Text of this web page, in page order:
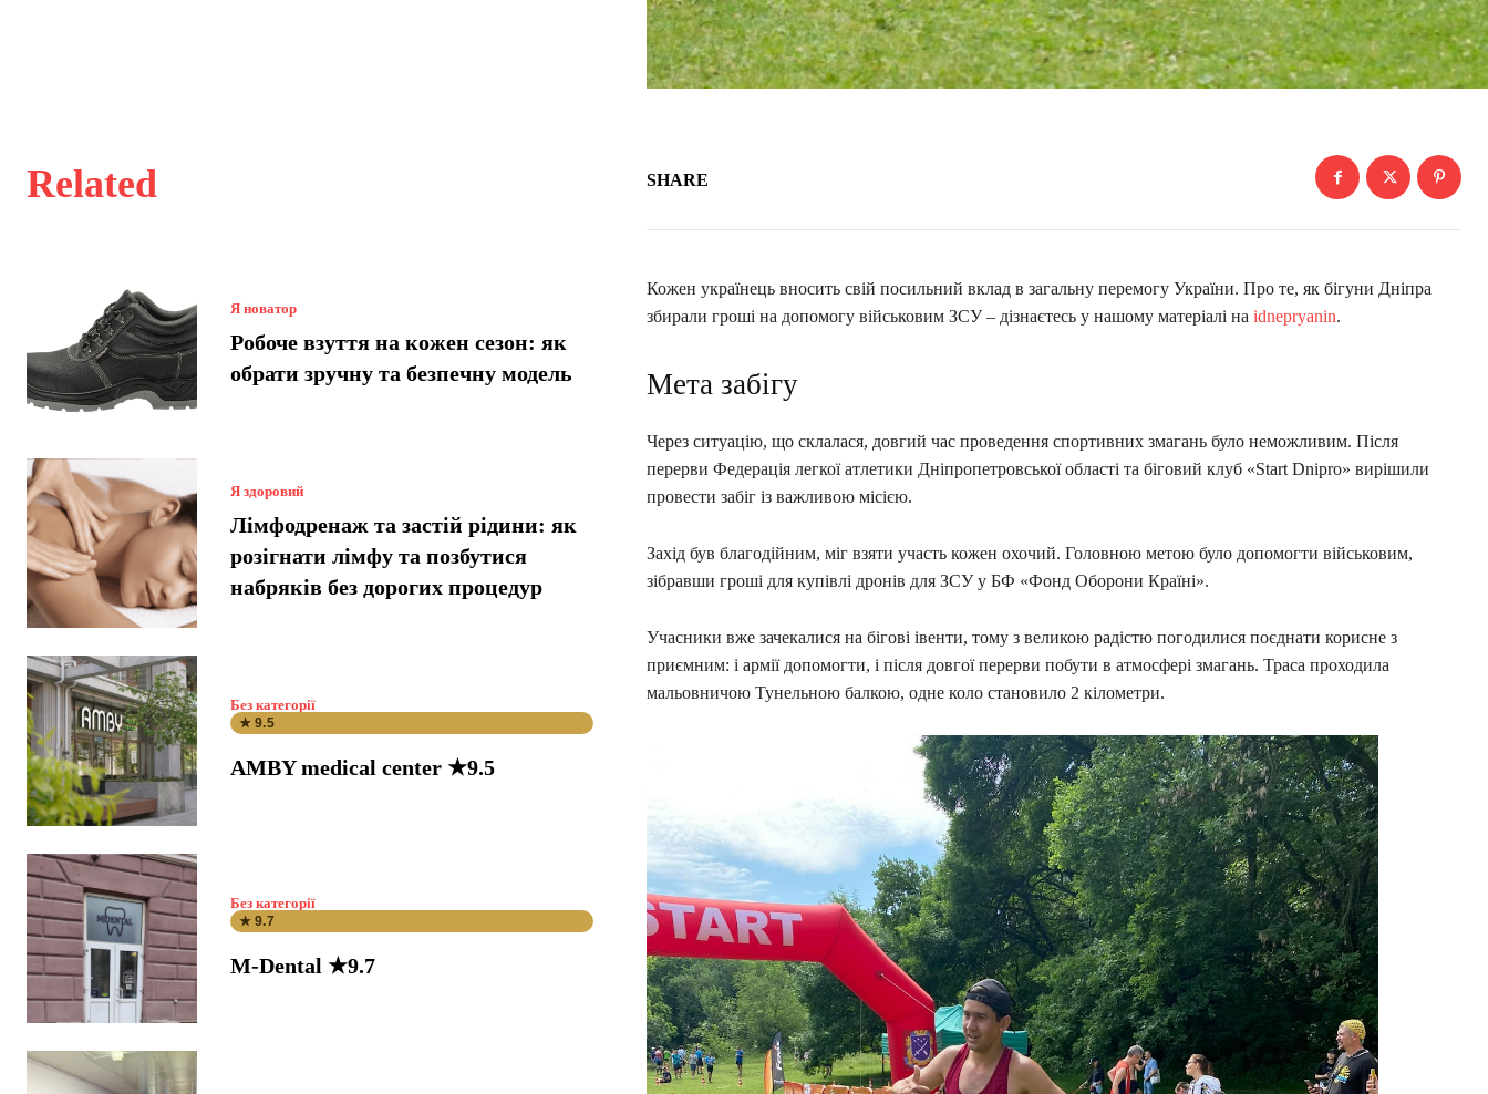
Related
Я новатор
Робоче взуття на кожен сезон: як
обрати зручну та безпечну модель
Я здоровий
Лімфодренаж та застій рідини: як
розігнати лімфу та позбутися
набряків без дорогих процедур
Без категорії
★ 9.5
AMBY medical center ★9.5
Без категорії
★ 9.7
M-Dental ★9.7
SHARE
Кожен українець вносить свій посильний вклад в загальну перемогу України. Про те, як бігуни Дніпра
збирали гроші на допомогу військовим ЗСУ – дізнаєтесь у нашому матеріалі на idnepryanin.
Мета забігу
Через ситуацію, що склалася, довгий час проведення спортивних змагань було неможливим. Після
перерви Федерація легкої атлетики Дніпропетровської області та біговий клуб «Start Dnipro» вирішили
провести забіг із важливою місією.
Захід був благодійним, міг взяти участь кожен охочий. Головною метою було допомогти військовим,
зібравши гроші для купівлі дронів для ЗСУ у БФ «Фонд Оборони Країні».
Учасники вже зачекалися на бігові івенти, тому з великою радістю погодилися поєднати корисне з
приємним: і армії допомогти, і після довгої перерви побути в атмосфері змагань. Траса проходила
мальовничою Тунельною балкою, одне коло становило 2 кілометри.